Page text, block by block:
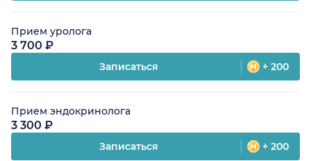
Прием уролога
3 700 ₽
Записаться + 200
Прием эндокринолога
3 300 ₽
Записаться + 200